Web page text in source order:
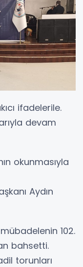
ifadelerile.
devam
okunmasıyla
Aydın
mübadelenin 102.
bahsetti.
torunları